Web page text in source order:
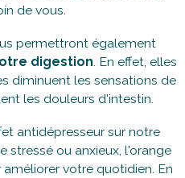
de vous.
permettront également
digestion . En effet, elles
diminuent les sensations de
les douleurs d'intestin.
antidépresseur sur notre
stressé ou anxieux, l'orange
votre quotidien. En